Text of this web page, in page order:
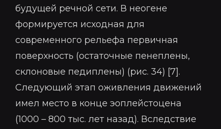
будущей речной сети. В неогене
формируется исходная для
современного рельефа первичная
поверхность (остаточные пенеплены,
склоновые педиплены) (рис. 34) [7].
Следующий этап оживления движений
имел место в конце эоплейстоцена
(1000 – 800 тыс. лет назад). Вследствие